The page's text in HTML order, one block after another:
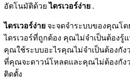
อัตโนมัติด้วยไดรเวอร์ง่าย .
ไดรเวอร์ง่าย จะจดจำระบบของคุณโ
ไดรเวอร์ที่ถูกต้อง คุณไม่จำเป็นต้องรู้
คุณใช้ระบบอะไรคุณไม่จำเป็นต้องกัง
ที่คุณจะดาวน์โหลดและคุณไม่ต้องกัง
ติดตั้ง